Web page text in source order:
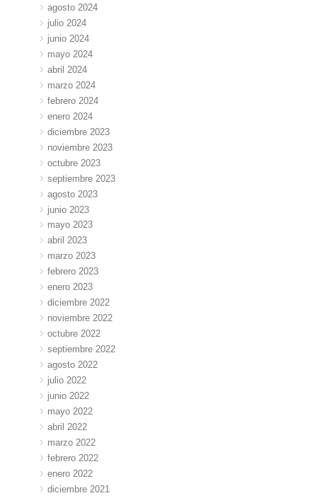
agosto 2024
julio 2024
junio 2024
mayo 2024
abril 2024
marzo 2024
febrero 2024
enero 2024
diciembre 2023
noviembre 2023
octubre 2023
septiembre 2023
agosto 2023
junio 2023
mayo 2023
abril 2023
marzo 2023
febrero 2023
enero 2023
diciembre 2022
noviembre 2022
octubre 2022
septiembre 2022
agosto 2022
julio 2022
junio 2022
mayo 2022
abril 2022
marzo 2022
febrero 2022
enero 2022
diciembre 2021